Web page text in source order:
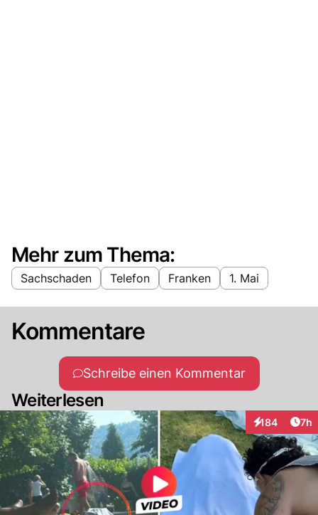
Mehr zum Thema:
Sachschaden Telefon Franken 1. Mai
Kommentare
Schreibe einen Kommentar
Weiterlesen
184
Interaktionen
7h